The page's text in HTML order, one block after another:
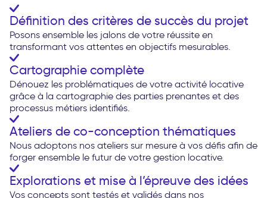
Définition des critères de succès du projet
Posons ensemble les jalons de votre réussite en
transformant vos attentes en objectifs mesurables.
Cartographie complète
Dénouez les problématiques de votre activité locative
grâce à la cartographie des parties prenantes et des
processus métiers identifiés.
Ateliers de co-conception thématiques
Nous adoptons nos ateliers sur mesure à vos défis afin de
forger ensemble le futur de votre gestion locative.
Explorations et mise à l’épreuve des idées
Vos concepts sont testés et validés dans nos